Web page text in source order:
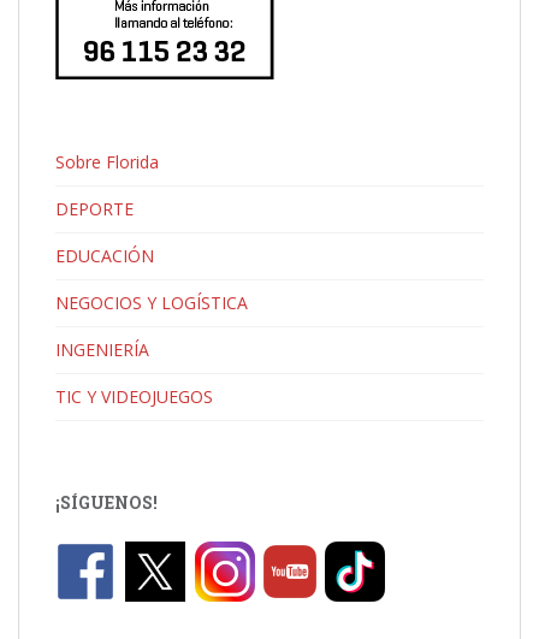
Sobre Florida
DEPORTE
EDUCACIÓN
NEGOCIOS Y LOGÍSTICA
INGENIERÍA
TIC Y VIDEOJUEGOS
¡SÍGUENOS!